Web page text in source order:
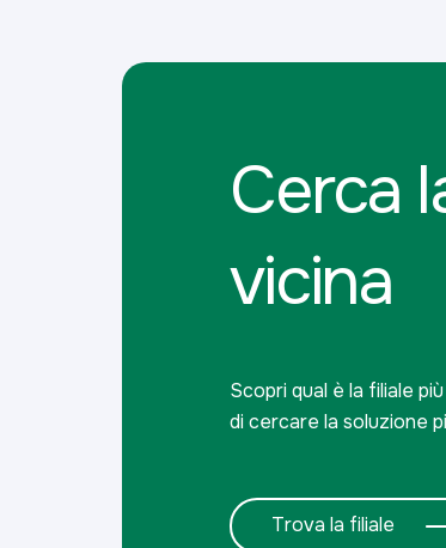
Cerca
vicina
Scopri qual è la filiale
di cercare la soluzione
Trova la filiale